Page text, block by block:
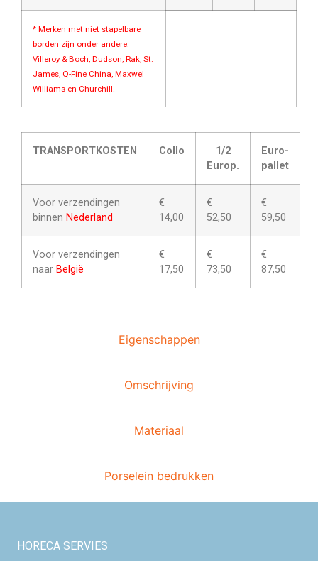
Eigenschappen
Omschrijving
Materiaal
Porselein bedrukken
* Merken met niet stapelbare
borden zijn onder andere:
Villeroy & Boch, Dudson, Rak, St.
James, Q-Fine China, Maxwel
Williams en Churchill.
TRANSPORTKOSTEN Collo
1/2
Europ.
Euro-
pallet
Voor verzendingen
binnen Nederland
€
14,00
€
52,50
€
59,50
Voor verzendingen
naar België
€
17,50
€
73,50
€
87,50
HORECA SERVIES